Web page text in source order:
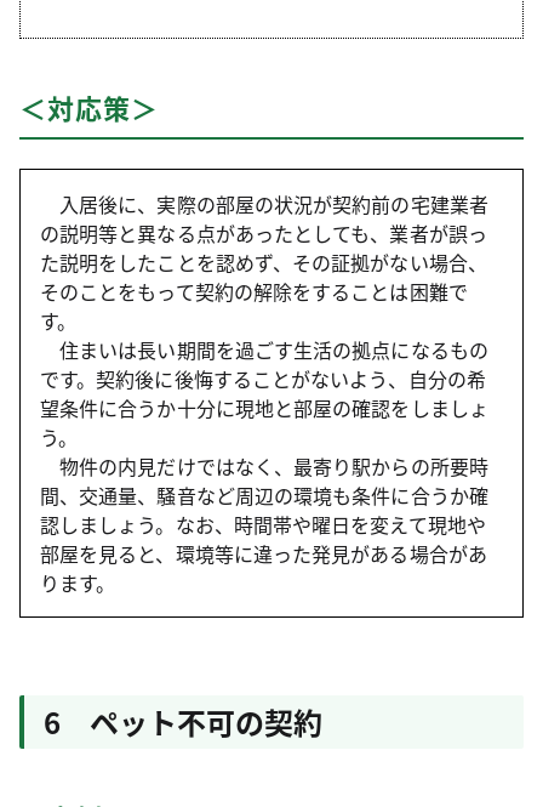
＜対応策＞
入居後に、実際の部屋の状況が契約前の宅建業者
の説明等と異なる点があったとしても、業者が誤っ
た説明をしたことを認めず、その証拠がない場合、
そのことをもって契約の解除をすることは困難で
す。
住まいは長い期間を過ごす生活の拠点になるもの
です。契約後に後悔することがないよう、自分の希
望条件に合うか十分に現地と部屋の確認をしましょ
う。
物件の内見だけではなく、最寄り駅からの所要時
間、交通量、騒音など周辺の環境も条件に合うか確
認しましょう。なお、時間帯や曜日を変えて現地や
部屋を見ると、環境等に違った発見がある場合があ
ります。
6 ペット不可の契約